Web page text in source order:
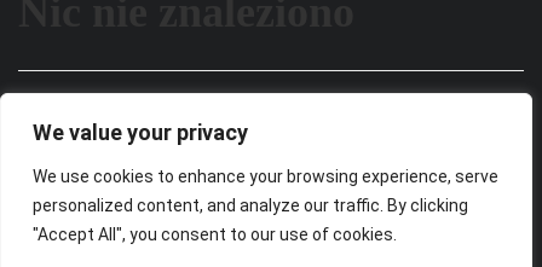
We value your privacy
We use cookies to enhance your browsing experience, serve
personalized content, and analyze our traffic. By clicking
"Accept All", you consent to our use of cookies.
szukasz. Być może wyszukiwanie może pomóc.